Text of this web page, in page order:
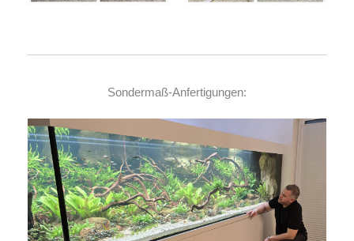
Sondermaß-Anfertigungen: